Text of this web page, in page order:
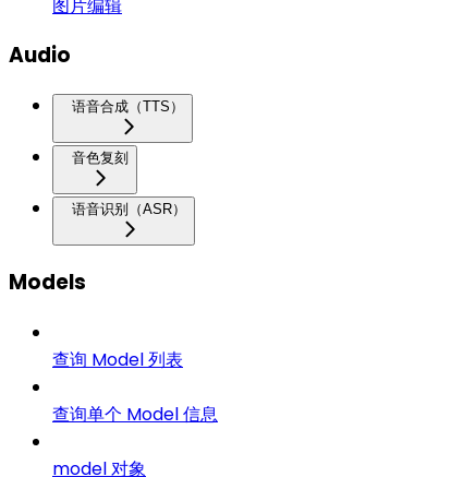
图片编辑
Audio
语音合成（TTS）
音色复刻
语音识别（ASR）
Models
查询 Model 列表
查询单个 Model 信息
model 对象